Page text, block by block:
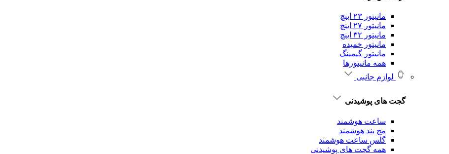
مانیتور ۲۳ اینچ
مانیتور ۲۷ اینچ
مانیتور ۳۲ اینچ
مانیتور خمیده
مانیتور گیمینگ
همه مانیتورها
لوازم جانبی
گجت های پوشیدنی
ساعت هوشمند
مچ بند هوشمند
گلس ساعت هوشمند
همه گجت های پوشیدنی